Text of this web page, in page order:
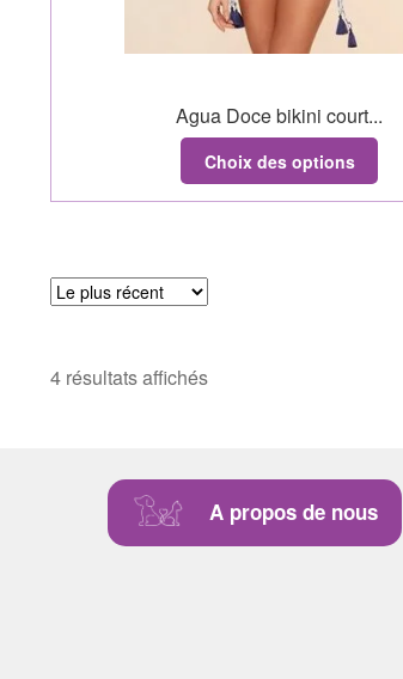
Agua Doce bikini court...
Choix des options
4 résultats affichés
A propos de nous